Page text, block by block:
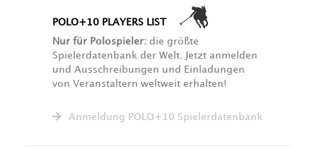
POLO+10 PLAYERS LIST
Nur für Polospieler: die größte
Spielerdatenbank der Welt. Jetzt anmelden
und Ausschreibungen und Einladungen
von Veranstaltern weltweit erhalten!
Anmeldung POLO+10 Spielerdatenbank